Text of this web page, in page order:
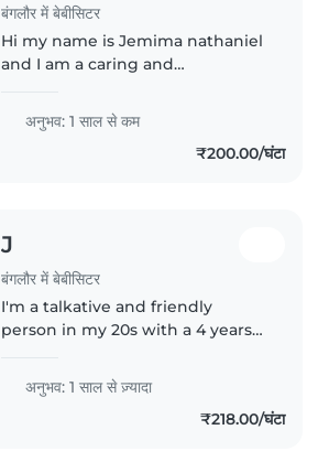
बंगलौर में बेबीसिटर
Hi my name is Jemima nathaniel
and I am a caring and
genuine love for working with
children. I have experience
taking care of kids of different
अनुभव: 1 साल से कम
₹200.00/घंटा
J
बंगलौर में बेबीसिटर
I'm a talkative and friendly
person in my 20s with a 4 years
cousin children from toddler to
until their 3 Rd class . I'm
comfortable with pets, cooking,..
अनुभव: 1 साल से ज़्यादा
₹218.00/घंटा